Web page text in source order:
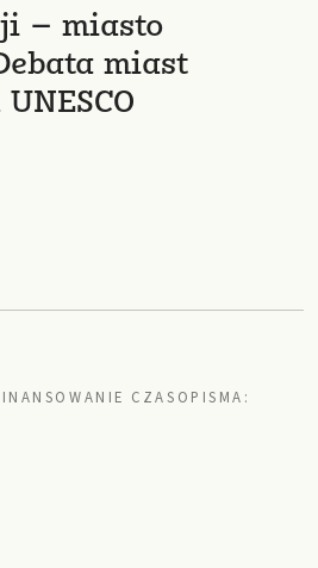
– miasto
miast
CZASOPISMA: